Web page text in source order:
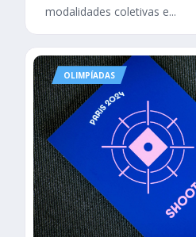
modalidades coletivas e...
OLIMPÍADAS